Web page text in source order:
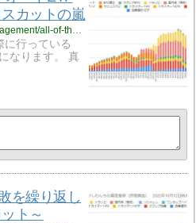
カットの嵐
に行っている
なります。 真
を繰り返し
ト～